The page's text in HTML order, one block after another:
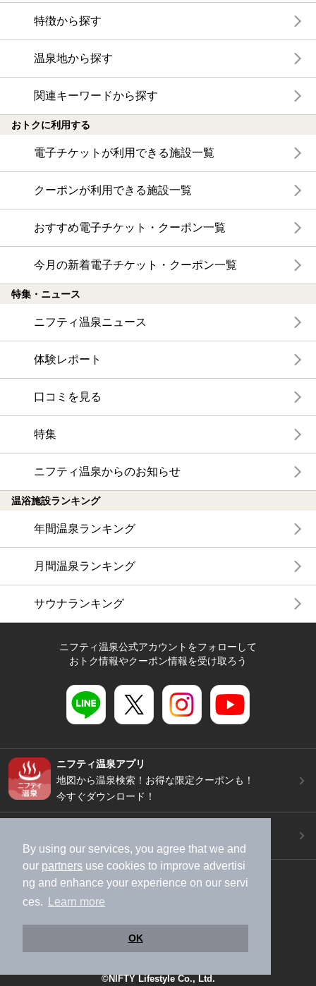
By using our services, you agree that we and
our partners use cookies to improve advertisi
ng and enhance your experience on our servi
ces.
Learn more
OK
特徴から探す
温泉地から探す
関連キーワードから探す
おトクに利用する
電子チケットが利用できる施設一覧
クーポンが利用できる施設一覧
おすすめ電子チケット・クーポン一覧
今月の新着電子チケット・クーポン一覧
特集・ニュース
ニフティ温泉ニュース
体験レポート
口コミを見る
特集
ニフティ温泉からのお知らせ
温浴施設ランキング
年間温泉ランキング
月間温泉ランキング
サウナランキング
ニフティ温泉公式アカウントをフォローして
おトク情報やクーポン情報を受け取ろう
ニフティ温泉アプリ
地図から温泉検索！お得な限定クーポンも！
今すぐダウンロード！
施設データの新規追加や修正依頼もこちらから
スマートフォン
特定商取引法に基づく表記
運営会社
個人情報保護ポリシー
©NIFTY Lifestyle Co., Ltd.